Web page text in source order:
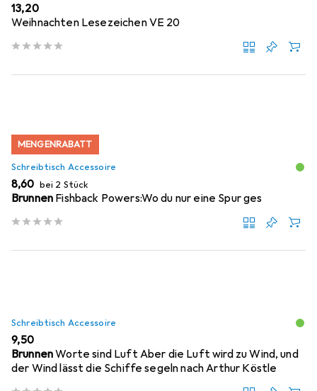
EUR
13,20
Weihnachten Lesezeichen VE 20
MENGENRABATT
Schreibtisch Accessoire
EUR
8,60 bei 2 Stück
Brunnen Fishback Powers:Wo du nur eine Spur ges
Schreibtisch Accessoire
EUR
9,50
BrunnenWorte sind Luft Aber die Luft wird zu Wind, und
der Wind lässt die Schiffe segeln nach Arthur Köstle